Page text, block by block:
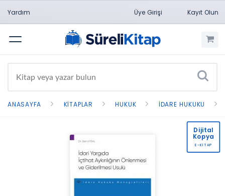
Yardım Üye Girişi Kayıt Olun
Menü
ANASAYFA KITAPLAR HUKUK İDARE HUKUKU
Dijital
Kopya
E-KİTAP